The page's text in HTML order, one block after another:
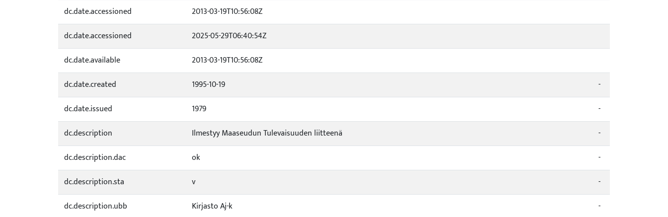
dc.date.accessioned
2013-03-19T10:56:08Z
dc.date.accessioned
2025-05-29T06:40:54Z
dc.date.available
2013-03-19T10:56:08Z
dc.date.created
1995-10-19
-
dc.date.issued
1979
-
dc.description
Ilmestyy Maaseudun Tulevaisuuden liitteenä
-
dc.description.dac
ok
-
dc.description.sta
v
-
dc.description.ubb
Kirjasto Aj-k
-